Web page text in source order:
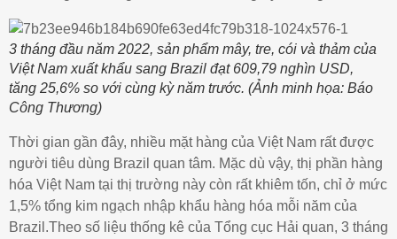
3 tháng đầu năm 2022, sản phẩm mây, tre, cói và thảm của
Việt Nam xuất khẩu sang Brazil đạt 609,79 nghìn USD,
tăng 25,6% so với cùng kỳ năm trước. (Ảnh minh họa: Báo
Công Thương)
Thời gian gần đây, nhiều mặt hàng của Việt Nam rất được
người tiêu dùng Brazil quan tâm. Mặc dù vậy, thị phần hàng
hóa Việt Nam tại thị trường này còn rất khiêm tốn, chỉ ở mức
1,5% tổng kim ngạch nhập khẩu hàng hóa mỗi năm của
Brazil.Theo số liệu thống kê của Tổng cục Hải quan, 3 tháng